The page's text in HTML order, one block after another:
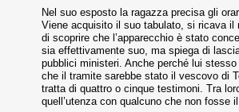
Nel suo esposto la ragazza precisa gli
Viene acquisito il suo tabulato, si ri­cava
di scoprire che l’apparecchio è stato
sia effettiva­mente suo, ma spiega di
pubblici mi­nisteri. Anche perché lui
che il trami­te sarebbe stato il vescovo di
tratta di quattro o cinque testimoni. Tra
quell’utenza con qualcuno che non fosse